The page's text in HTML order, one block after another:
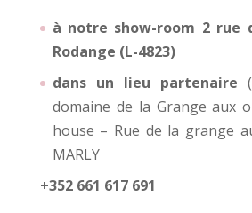
à notre show-room 2 rue
Rodange (L-4823)
dans un lieu partenaire
domaine de la Grange aux
house – Rue de la grange
MARLY
+352 661 617 691